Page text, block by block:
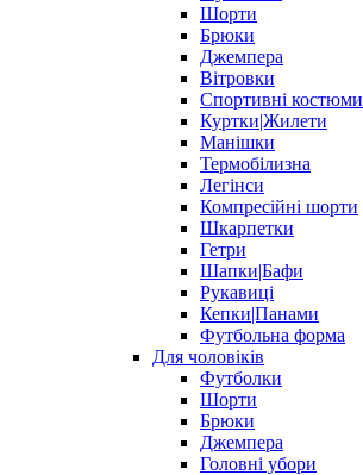
Шорти
Брюки
Джемпера
Вітровки
Спортивні костюми
Куртки|Жилети
Манішки
Термобілизна
Легінси
Компресійні шорти
Шкарпетки
Гетри
Шапки|Бафи
Рукавиці
Кепки|Панами
Футбольна форма
Для чоловіків
Футболки
Шорти
Брюки
Джемпера
Головні убори